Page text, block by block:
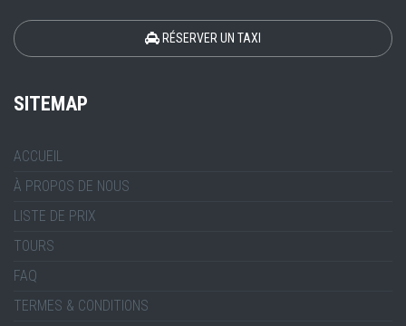
RÉSERVER UN TAXI
SITEMAP
ACCUEIL
À PROPOS DE NOUS
LISTE DE PRIX
TOURS
FAQ
TERMES & CONDITIONS